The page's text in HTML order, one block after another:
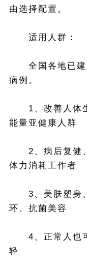
由选择配置。
适用人群：
全国各地已建
病例。
1、改善人体生
能量亚健康人群
2、病后复健、
体力消耗工作者
3、美肤塑身、
环、抗菌美容
4、正常人也可
轻